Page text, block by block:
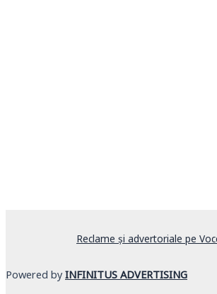
Reclame și advertoriale pe
Powered by INFINITUS ADVERTISING